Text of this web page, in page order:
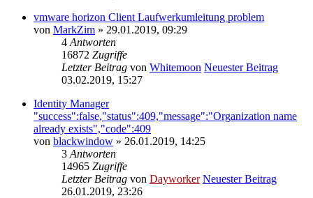
vmware horizon Client Laufwerkumleitung problem
von MarkZim » 29.01.2019, 09:29
4 Antworten
16872 Zugriffe
Letzter Beitrag von Whitemoon Neuester Beitrag
03.02.2019, 15:27
Identity Manager
"success":false,"status":409,"message":"Organization name
already exists","code":409
von blackwindow » 26.01.2019, 14:25
3 Antworten
14965 Zugriffe
Letzter Beitrag von Dayworker Neuester Beitrag
26.01.2019, 23:26